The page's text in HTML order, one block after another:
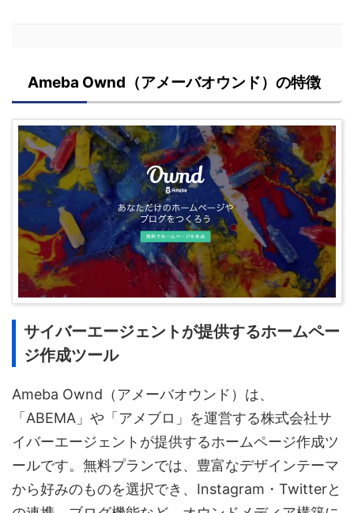
Ameba Ownd（アメーバオウンド）の特徴
サイバーエージェントが提供するホームペー
ジ作成ツール
Ameba Ownd（アメーバオウンド）は、
「ABEMA」や「アメブロ」を運営する株式会社サ
イバーエージェントが提供するホームページ作成ツ
ールです。無料プランでは、豊富なデザインテーマ
から好みのものを選択でき、Instagram・Twitterと